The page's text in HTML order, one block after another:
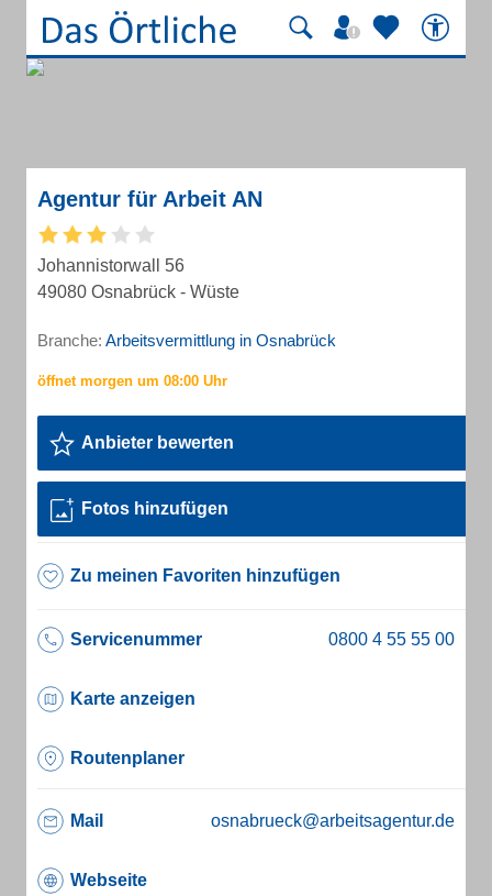
Agentur für Arbeit AN
Johannistorwall 56
49080 Osnabrück - Wüste
Branche: Arbeitsvermittlung in Osnabrück
Anbieter bewerten
Fotos hinzufügen
Zu meinen Favoriten hinzufügen
Servicenummer
Karte anzeigen
Routenplaner
Mail osnabrueck@arbeitsagentur.de
Webseite